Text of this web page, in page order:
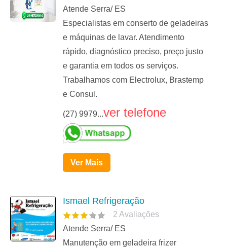
Atende Serra/ ES
Especialistas em conserto de geladeiras
e máquinas de lavar. Atendimento
rápido, diagnóstico preciso, preço justo
e garantia em todos os serviços.
Trabalhamos com Electrolux, Brastemp
e Consul.
(27) 9979...ver telefone
Ver Mais
Ismael Refrigeração
2 Avaliações
Atende Serra/ ES
Manutenção em geladeira frizer